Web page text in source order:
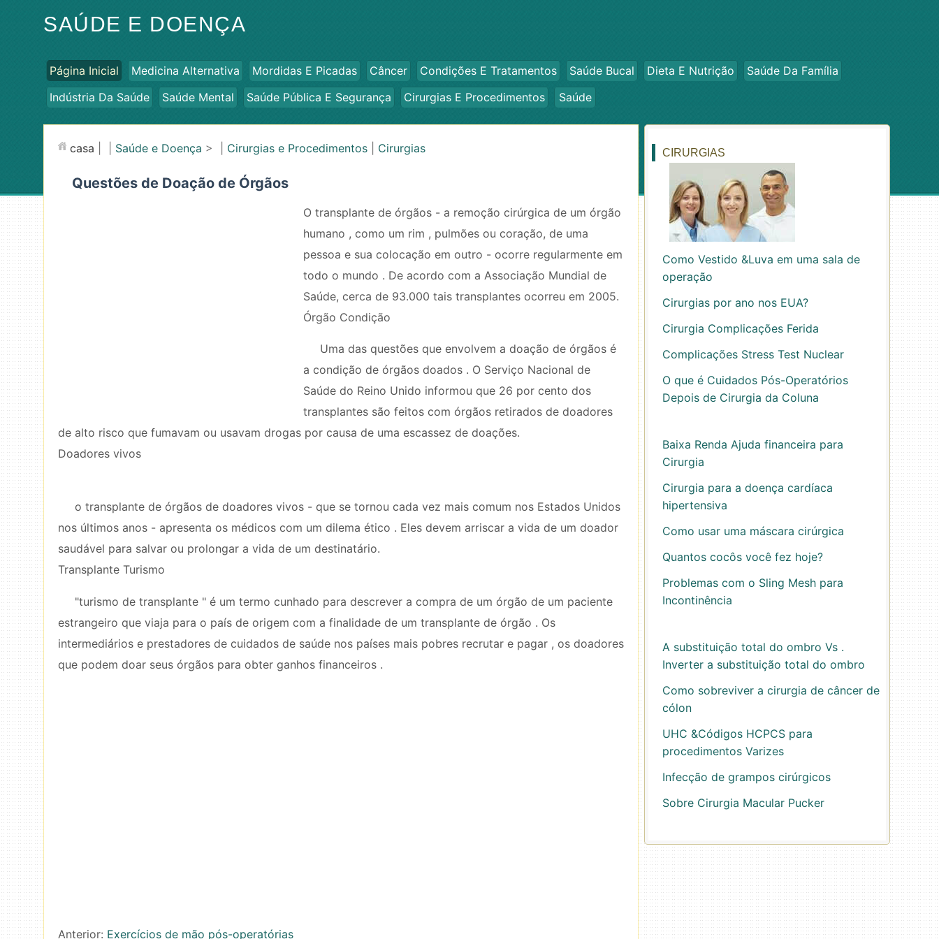
SAÚDE E DOENÇA
Página Inicial Medicina Alternativa Mordidas E Picadas Câncer Condições E Tratamentos Saúde Bucal Dieta E Nutrição
Saúde Da Família
Indústria Da Saúde
Saúde Mental Saúde Pública E Segurança Cirurgias E Procedimentos Saúde
casa Saúde e Doença > | Cirurgias e Procedimentos Cirurgias
Questões de Doação de Órgãos
O transplante de órgãos - a remoção cirúrgica de um órgão
humano , como um rim , pulmões ou coração, de uma
pessoa e sua colocação em outro - ocorre regularmente em
todo o mundo . De acordo com a Associação Mundial de
Saúde, cerca de 93.000 tais transplantes ocorreu em 2005.
Órgão Condição
Uma das questões que envolvem a doação de órgãos é
a condição de órgãos doados . O Serviço Nacional de
Saúde do Reino Unido informou que 26 por cento dos
transplantes são feitos com órgãos retirados de doadores
de alto risco que fumavam ou usavam drogas por causa de uma escassez de doações.
Doadores vivos
o transplante de órgãos de doadores vivos - que se tornou cada vez mais comum nos Estados Unidos
nos últimos anos - apresenta os médicos com um dilema ético . Eles devem arriscar a vida de um doador
saudável para salvar ou prolongar a vida de um destinatário.
Transplante Turismo
"turismo de transplante " é um termo cunhado para descrever a compra de um órgão de um paciente
estrangeiro que viaja para o país de origem com a finalidade de um transplante de órgão . Os
intermediários e prestadores de cuidados de saúde nos países mais pobres recrutar e pagar , os doadores
que podem doar seus órgãos para obter ganhos financeiros .
Anterior: Exercícios de mão pós-operatórias
CIRURGIAS
Como Vestido &Luva em uma sala de
operação
Cirurgias por ano nos EUA?
Cirurgia Complicações Ferida
Complicações Stress Test Nuclear
O que é Cuidados Pós-Operatórios
Depois de Cirurgia da Coluna
Baixa Renda Ajuda financeira para
Cirurgia
Cirurgia para a doença cardíaca
hipertensiva
Como usar uma máscara cirúrgica
Quantos cocôs você fez hoje?
Problemas com o Sling Mesh para
Incontinência
A substituição total do ombro Vs .
Inverter a substituição total do ombro
Como sobreviver a cirurgia de câncer de
cólon
UHC &Códigos HCPCS para
procedimentos Varizes
Infecção de grampos cirúrgicos
Sobre Cirurgia Macular Pucker